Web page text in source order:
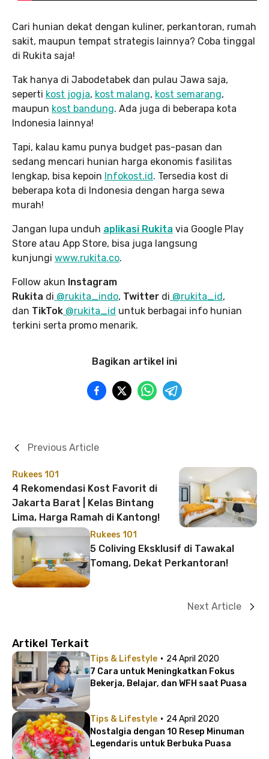
Cari hunian dekat dengan kuliner, perkantoran, rumah
sakit, maupun tempat strategis lainnya? Coba tinggal
di Rukita saja!
Tak hanya di Jabodetabek dan pulau Jawa saja,
seperti kost jogja, kost malang, kost semarang,
maupun kost bandung. Ada juga di beberapa kota
Indonesia lainnya!
Tapi, kalau kamu punya budget pas-pasan dan
sedang mencari hunian harga ekonomis fasilitas
lengkap, bisa kepoin Infokost.id. Tersedia kost di
beberapa kota di Indonesia dengan harga sewa
murah!
Jangan lupa unduh aplikasi Rukita via Google Play
Store atau App Store, bisa juga langsung
kunjungi www.rukita.co.
Follow akun Instagram
Rukita di @rukita_indo, Twitter di @rukita_id,
dan TikTok @rukita_id untuk berbagai info hunian
terkini serta promo menarik.
Bagikan artikel ini
Rukees 101
4 Rekomendasi Kost Favorit di
Jakarta Barat | Kelas Bintang
Lima, Harga Ramah di Kantong!
Previous Article
Rukees 101
5 Coliving Eksklusif di Tawakal
Tomang, Dekat Perkantoran!
Next Article
Artikel Terkait
Tips & Lifestyle · 24 April 2020
7 Cara untuk Meningkatkan Fokus
Bekerja, Belajar, dan WFH saat Puasa
Tips & Lifestyle · 24 April 2020
Nostalgia dengan 10 Resep Minuman
Legendaris untuk Berbuka Puasa